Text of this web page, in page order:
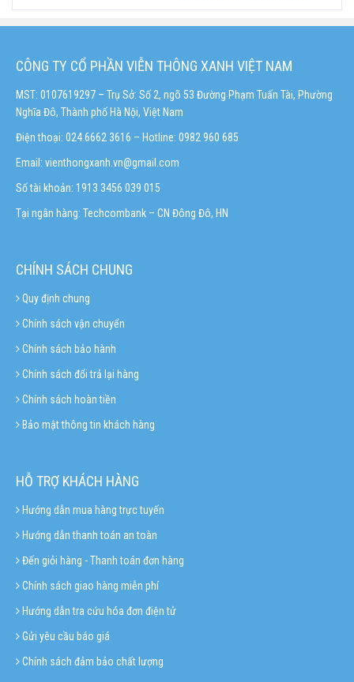
CÔNG TY CỔ PHẦN VIỄN THÔNG XANH VIỆT NAM
MST: 0107619297 – Trụ Sở: Số 2, ngõ 53 Đường Phạm Tuấn Tài, Phường
Nghĩa Đô, Thành phố Hà Nội, Việt Nam
Điện thoại: 024.6662 3616 – Hotline: 0982 960 685
Email: vienthongxanh.vn@gmail.com
Số tài khoản: 1913 3456 039 015
Tại ngân hàng: Techcombank – CN Đông Đô, HN
CHÍNH SÁCH CHUNG
Quy định chung
Chính sách vận chuyển
Chính sách bảo hành
Chính sách đổi trả lại hàng
Chính sách hoàn tiền
Bảo mật thông tin khách hàng
HỖ TRỢ KHÁCH HÀNG
Hướng dẫn mua hàng trực tuyến
Hướng dẫn thanh toán an toàn
Đến giỏi hàng - Thanh toán đơn hàng
Chính sách giao hàng miễn phí
Hướng dẫn tra cứu hóa đơn điện tử
Gửi yêu cầu báo giá
Chính sách đảm bảo chất lượng